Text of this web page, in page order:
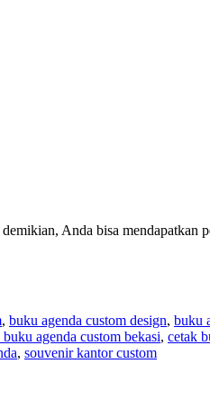
Anda bisa mendapatkan
, buku agenda custom design, buku
buku agenda custom bekasi, cetak
, souvenir kantor custom